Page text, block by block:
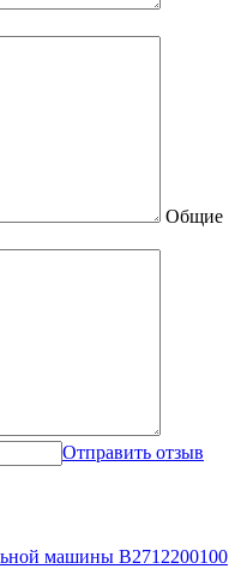
Общие
Отправить отзыв